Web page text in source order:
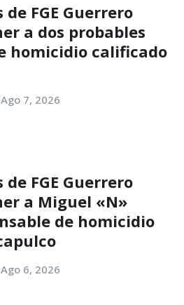
FGE Guerrero
a dos probables
homicidio calificado
Ago 7, 2026
FGE Guerrero
a Miguel «N»
de homicidio
Ago 6, 2026